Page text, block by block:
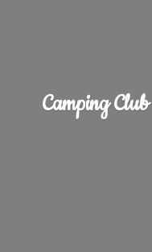
Camping Club